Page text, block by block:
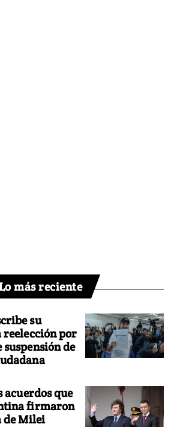
más reciente
su
por
de
acuerdos que
firmaron
de Milei